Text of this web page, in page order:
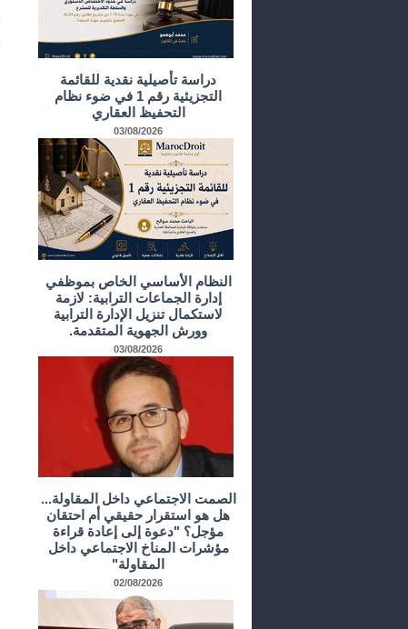
دراسة تأصيلية نقدية للقائمة
التجزيئية رقم 1 في ضوء نظام
التحفيظ العقاري
03/08/2026
النظام الأساسي الخاص بموظفي
إدارة الجماعات الترابية: لازمة
لاستكمال تنزيل الإدارة الترابية
وورش الجهوية المتقدمة.
03/08/2026
الصمت الاجتماعي داخل المقاولة...
هل هو استقرار حقيقي أم احتقان
مؤجل؟ "دعوة إلى إعادة قراءة
مؤشرات المناخ الاجتماعي داخل
المقاولة"
02/08/2026